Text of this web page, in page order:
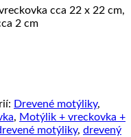
cca 22 x 22 cm,
2 cm
Drevené motýliky,
, Motýlik + vreckovka +
motýliky, drevený